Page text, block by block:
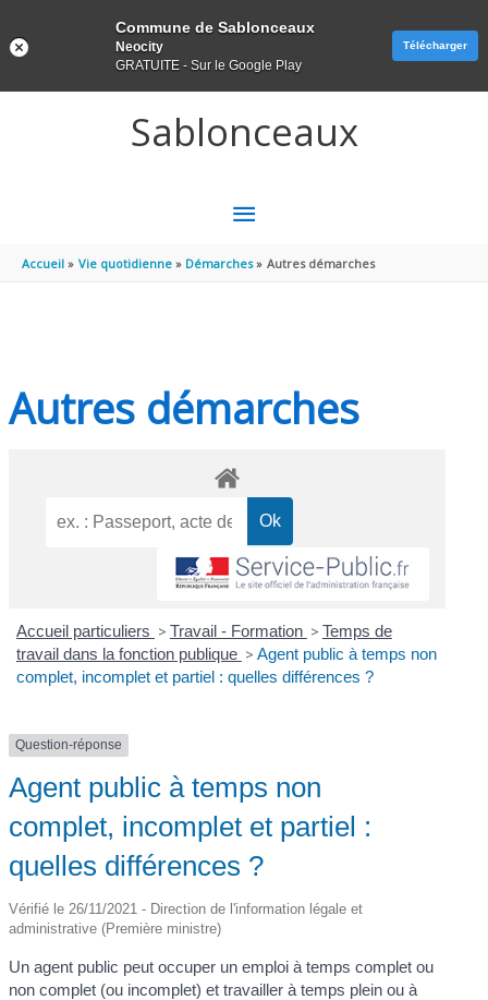
Sablonceaux
MENU
PRINCIPAL
Accueil Vie quotidienne Démarches Autres démarches
Autres démarches
Accueil particuliers > Travail - Formation > Temps de
travail dans la fonction publique > Agent public à temps non
complet, incomplet et partiel : quelles différences ?
Question-réponse
Agent public à temps non
complet, incomplet et partiel :
quelles différences ?
Vérifié le 26/11/2021 - Direction de l'information légale et
administrative (Première ministre)
Un agent public peut occuper un emploi à temps complet ou
non complet (ou incomplet) et travailler à temps plein ou à
Commune de Sablonceaux
Neocity
GRATUITE - Sur le Google Play
Télécharger